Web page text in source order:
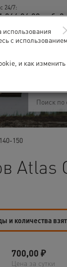
24/7:
266 06 93 доб. 2
150
Atlas
и количества
700,00 ₽
Цена за сутки
использования
с использованием
и как изменить